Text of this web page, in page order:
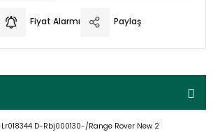
Fiyat Alarmı Paylaş
D-Rbj000130-/Range Rover New 2